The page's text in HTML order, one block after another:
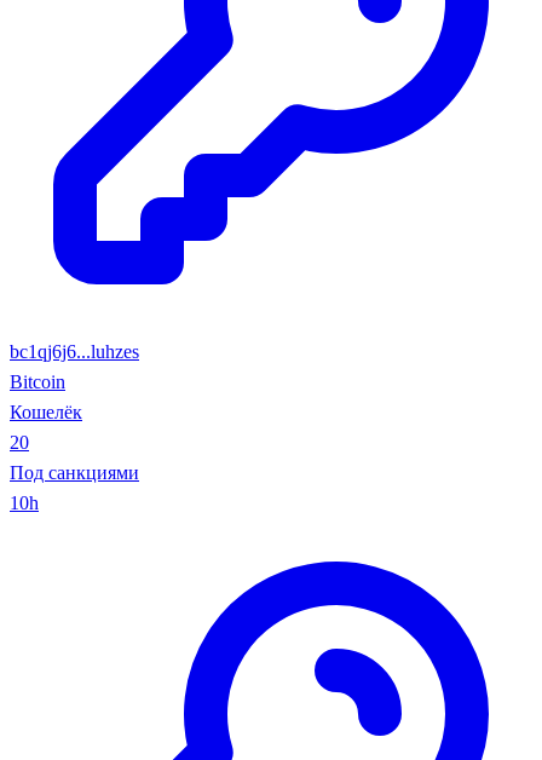
bc1qj6j6...luhzes
Bitcoin
Кошелёк
20
Под санкциями
10h